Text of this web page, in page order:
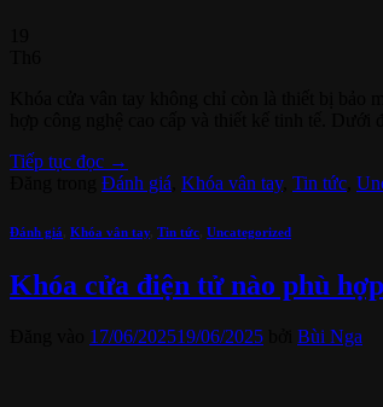
Tiếp tục đọc →
Đánh giá Khóa vân tay, Tin tức
Đánh giá Khóa vân tay, Tin tức Uncategorized
Khóa cửa điện tử nào phù
17/06/202519/06/2025 Bùi Nga